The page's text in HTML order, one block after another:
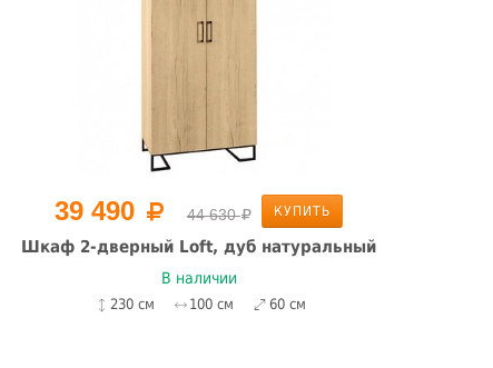
39 490 44 630 КУПИТЬ
Шкаф 2-дверный Loft, дуб натуральный
В наличии
230 см 100 см 60 см